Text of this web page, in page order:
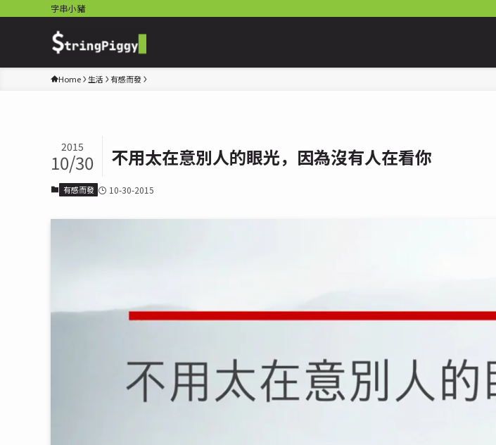
字串小豬
Home 生活 有感而發
不用太在意別人的眼光，因為沒有人在看你
2015
10/30
有感而發 10-30-2015